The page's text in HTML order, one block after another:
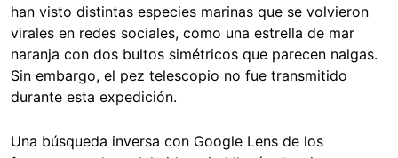
han visto distintas especies marinas que se volvieron
virales en redes sociales, como una estrella de mar
naranja con dos bultos simétricos que parecen nalgas.
Sin embargo, el pez telescopio no fue transmitido
durante esta expedición.
Una búsqueda inversa con Google Lens de los